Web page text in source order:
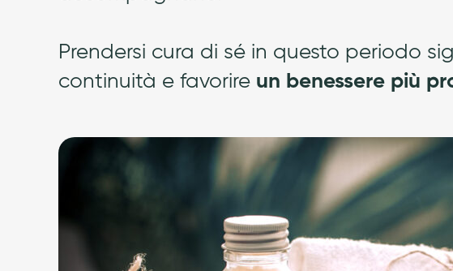
Prendersi cura di sé in questo periodo
continuità e favorire un benessere più